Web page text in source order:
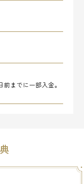
までに一部入金。